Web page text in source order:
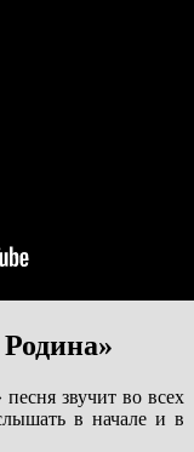
звучит во всех
в начале и в